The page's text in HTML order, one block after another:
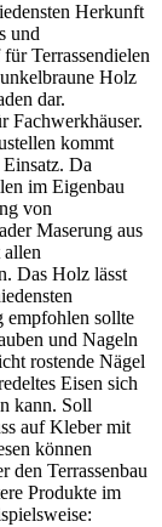
Herkunft
und
Terrassendielen
Holz
dar.
Fachwerkhäuser.
kommt
Da
im Eigenbau
von
Maserung aus
Das Holz lässt
empfohlen sollte
und Nageln
rostende Nägel
Eisen sich
kann. Soll
auf Kleber mit
können
den Terrassenbau
Produkte im